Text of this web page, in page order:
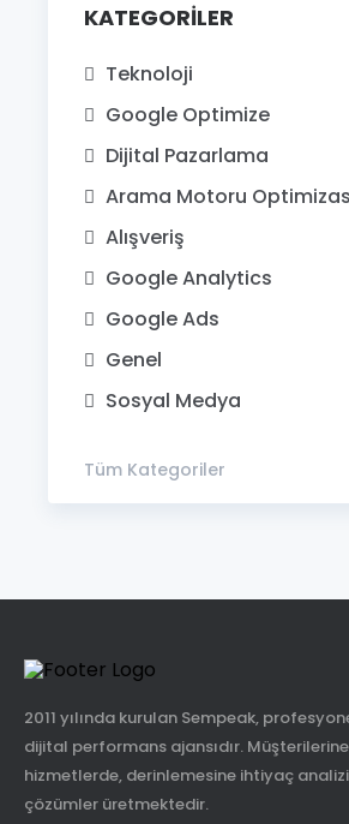
KATEGORILER
Teknoloji
Google Optimize
Dijital Pazarlama
Arama Motoru
Alışveriş
Google Analytics
Google Ads
Genel
Sosyal Medya
Tüm Kategoriler
2011 yılında kurulan Sempeak,
dijital performans ajansıdır.
hizmetlerde, derinlemesine ihtiyaç
çözümler üretmektedir.